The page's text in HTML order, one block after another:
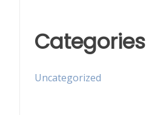
Categories
Uncategorized